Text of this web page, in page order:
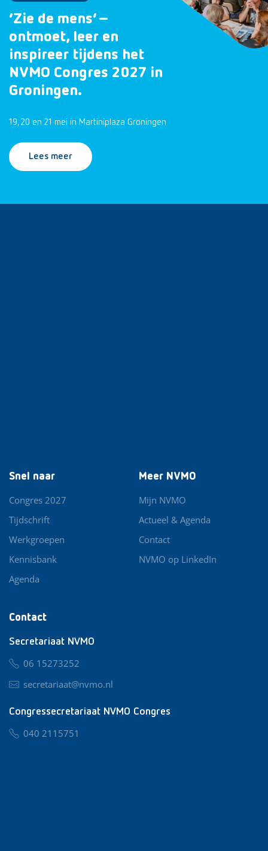
‘Zie de mens’ –
ontmoet, leer en
inspireer tijdens het
NVMO Congres 2027 in
Groningen.
19, 20 en 21 mei in Martiniplaza Groningen
Lees meer
Contact
Secretariaat NVMO
06 15273252
secretariaat@nvmo.nl
Congressecretariaat NVMO Congres
040 2115751
Snel naar
Congres 2027
Tijdschrift
Werkgroepen
Kennisbank
Agenda
Meer NVMO
Mijn NVMO
Actueel & Agenda
Contact
NVMO op LinkedIn